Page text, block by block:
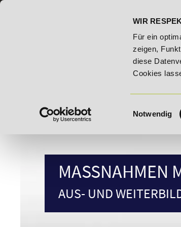
WIR
Für ein
zeigen,
diese
Cookies
Notwendig
20% Rabatt bis 03.09.2026 -
MASSNAHMEN
AUS- UND